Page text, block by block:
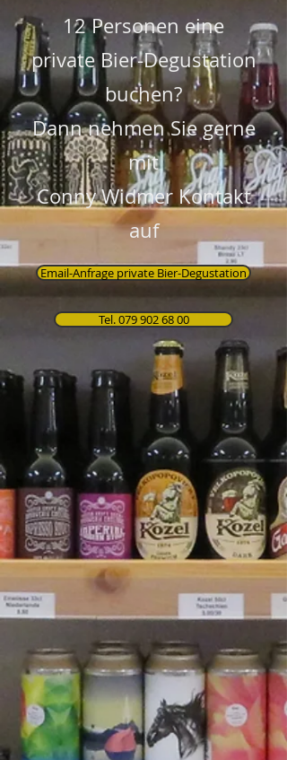
12Personen eine
private Bier-Degustation
buchen?
Dann nehmen Sie gerne
mit
Conny Widmer Kontakt
auf
Email-Anfrage private Bier-Degustation
Tel. 079 902 68 00